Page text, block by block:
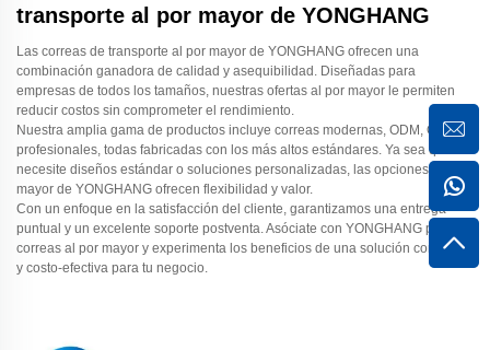
transporte al por mayor de YONGHANG
Las correas de transporte al por mayor de YONGHANG ofrecen una
combinación ganadora de calidad y asequibilidad. Diseñadas para
empresas de todos los tamaños, nuestras ofertas al por mayor le permiten
reducir costos sin comprometer el rendimiento.
Nuestra amplia gama de productos incluye correas modernas, ODM, OEM y
profesionales, todas fabricadas con los más altos estándares. Ya sea que
necesite diseños estándar o soluciones personalizadas, las opciones al por
mayor de YONGHANG ofrecen flexibilidad y valor.
Con un enfoque en la satisfacción del cliente, garantizamos una entrega
puntual y un excelente soporte postventa. Asóciate con YONGHANG para
correas al por mayor y experimenta los beneficios de una solución confiable
y costo-efectiva para tu negocio.